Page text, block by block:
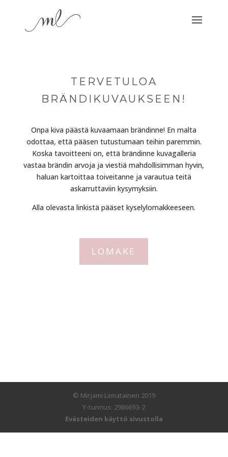
TERVETULOA
BRÄNDIKUVAUKSEEN!
Onpa kiva päästä kuvaamaan brändinne! En malta
odottaa, että pääsen tutustumaan teihin paremmin.
Koska tavoitteeni on, että brändinne kuvagalleria
vastaa brändin arvoja ja viestiä mahdollisimman hyvin,
haluan kartoittaa toiveitanne ja varautua teitä
askarruttaviin kysymyksiin.
Alla olevasta linkistä pääset kyselylomakkeeseen.
LOMAKE
© Mirjami Liimatainen 2019
Y-tunnus: 2986693-2
Evästeiden käyttö sivustolla